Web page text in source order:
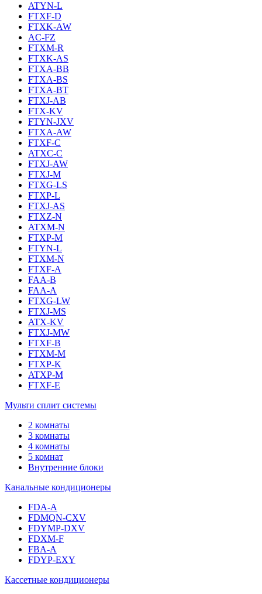
ATYN-L
FTXF-D
FTXK-AW
AC-FZ
FTXM-R
FTXK-AS
FTXA-BB
FTXA-BS
FTXA-BT
FTXJ-AB
FTX-KV
FTYN-JXV
FTXA-AW
FTXF-C
ATXC-C
FTXJ-AW
FTXJ-M
FTXG-LS
FTXP-L
FTXJ-AS
FTXZ-N
ATXM-N
FTXP-M
FTYN-L
FTXM-N
FTXF-A
FAA-B
FAA-A
FTXG-LW
FTXJ-MS
ATX-KV
FTXJ-MW
FTXF-B
FTXM-M
FTXP-K
ATXP-M
FTXF-E
Мульти сплит системы
2 комнаты
3 комнаты
4 комнаты
5 комнат
Внутренние блоки
Канальные кондиционеры
FDA-A
FDMQN-CXV
FDYMP-DXV
FDXM-F
FBA-A
FDYP-EXY
Кассетные кондиционеры